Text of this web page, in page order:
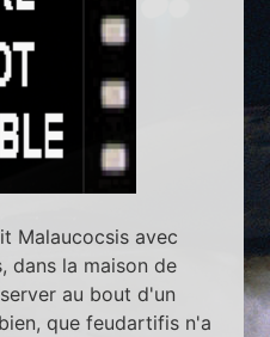
Malaucocsis avec
dans la maison de
au bout d'un
que feudartifis n'a